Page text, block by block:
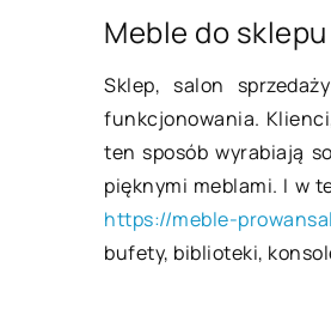
Meble do sklepu
Sklep, salon
funkcjonowania.
ten sposób wyrabiają
pięknymi meblami. I w
https://meble-
bufety, biblioteki,